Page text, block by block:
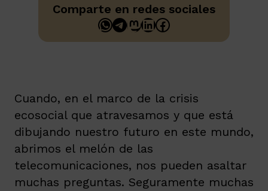
Comparte en redes sociales
WhatsApp
Telegram
Mastodon
LinkedIn
Facebook
Cuando, en el marco de la crisis
ecosocial que atravesamos y que está
dibujando nuestro futuro en este mundo,
abrimos el melón de las
telecomunicaciones, nos pueden asaltar
muchas preguntas. Seguramente muchas